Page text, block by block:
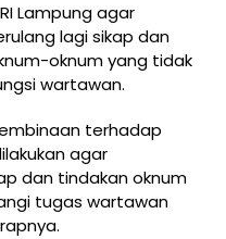
Lampung agar
lagi sikap dan
oknum yang tidak
wartawan.
terhadap
agar
dan tindakan oknum
tugas wartawan